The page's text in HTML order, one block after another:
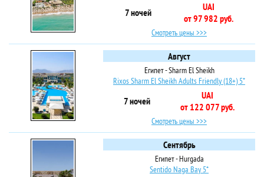
7 ночей
UAI
от 97 982 руб.
Смотреть цены >>>
Август
Египет - Sharm El Sheikh
Rixos Sharm El Sheikh Adults Friendly (18+) 5*
7 ночей
UAI
от 122 077 руб.
Смотреть цены >>>
Сентябрь
Египет - Hurgada
Sentido Naga Bay 5*